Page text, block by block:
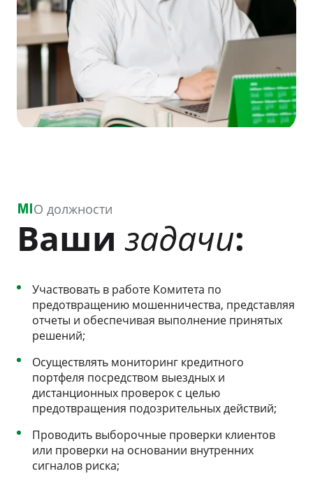
О должности
Ваши задачи:
Участвовать в работе Комитета по
предотвращению мошенничества, представляя
отчеты и обеспечивая выполнение принятых
решений;
Осуществлять мониторинг кредитного
портфеля посредством выездных и
дистанционных проверок с целью
предотвращения подозрительных действий;
Проводить выборочные проверки клиентов
или проверки на основании внутренних
сигналов риска;